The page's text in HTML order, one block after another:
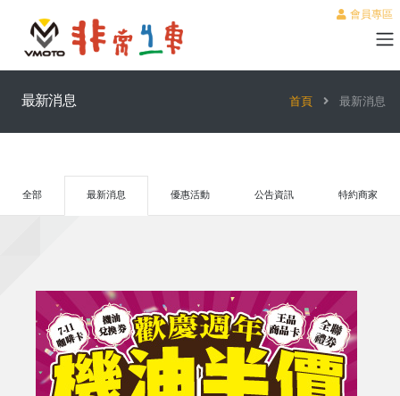
會員專區
最新消息 首頁 最新消息
全部 最新消息 優惠活動 公告資訊 特約商家